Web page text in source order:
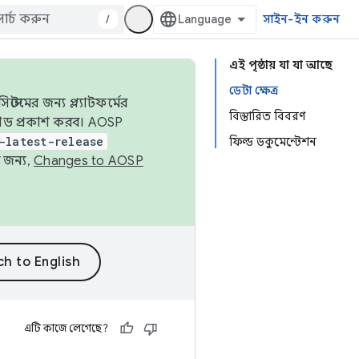
/ সাইন-ইন করুন
এই পৃষ্ঠায় যা যা আছে
ডেটা ক্ষেত্র
বিস্তারিত বিবরণ
ফিল্ড ডকুমেন্টেশন
জন্য প্ল্যাটফর্মের
প্রকাশ করব। AOSP
latest-release
জন্য, Changes to AOSP
এটি কাজে লেগেছে?